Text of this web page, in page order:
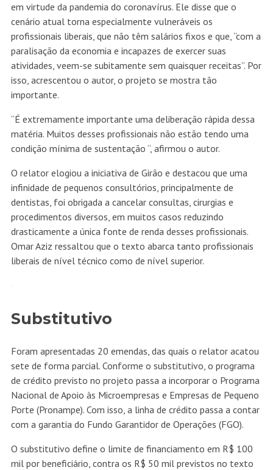
em virtude da pandemia do coronavírus. Ele disse que o
cenário atual torna especialmente vulneráveis os
profissionais liberais, que não têm salários fixos e que, “com a
paralisação da economia e incapazes de exercer suas
atividades, veem-se subitamente sem quaisquer receitas”. Por
isso, acrescentou o autor, o projeto se mostra tão
importante.
“É extremamente importante uma deliberação rápida dessa
matéria. Muitos desses profissionais não estão tendo uma
condição mínima de sustentação “, afirmou o autor.
O relator elogiou a iniciativa de Girão e destacou que uma
infinidade de pequenos consultórios, principalmente de
dentistas, foi obrigada a cancelar consultas, cirurgias e
procedimentos diversos, em muitos casos reduzindo
drasticamente a única fonte de renda desses profissionais.
Omar Aziz ressaltou que o texto abarca tanto profissionais
liberais de nível técnico como de nível superior.
Substitutivo
Foram apresentadas 20 emendas, das quais o relator acatou
sete de forma parcial. Conforme o substitutivo, o programa
de crédito previsto no projeto passa a incorporar o Programa
Nacional de Apoio às Microempresas e Empresas de Pequeno
Porte (Pronampe). Com isso, a linha de crédito passa a contar
com a garantia do Fundo Garantidor de Operações (FGO).
O substitutivo define o limite de financiamento em R$ 100
mil por beneficiário, contra os R$ 50 mil previstos no texto